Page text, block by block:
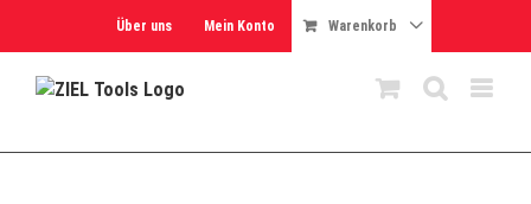
Über uns Mein Konto Warenkorb